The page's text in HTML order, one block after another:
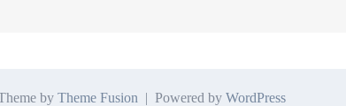
by Theme Fusion | Powered by WordPress